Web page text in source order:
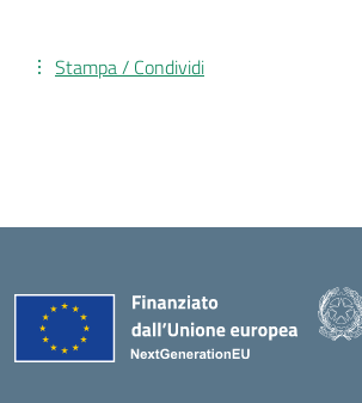
Stampa / Condividi